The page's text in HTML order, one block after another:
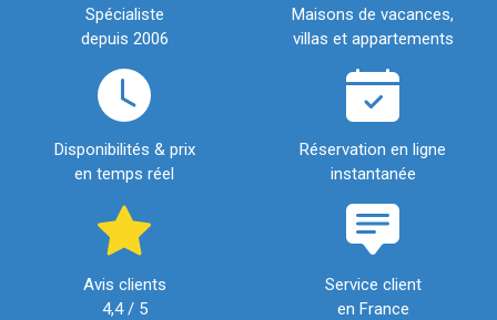
Spécialiste
depuis 2006
Maisons de vacances,
villas et appartements
Disponibilités & prix
en temps réel
Réservation en ligne
instantanée
Avis clients
4,4 / 5
Service client
en France